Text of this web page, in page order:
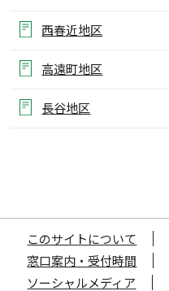
西春近地区
高遠町地区
長谷地区
このサイトについて
窓口案内・受付時間
ソーシャルメディア